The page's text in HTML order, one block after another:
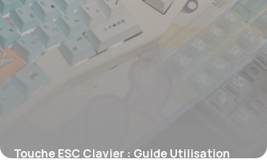
Touche ESC Clavier : Guide Utilisation